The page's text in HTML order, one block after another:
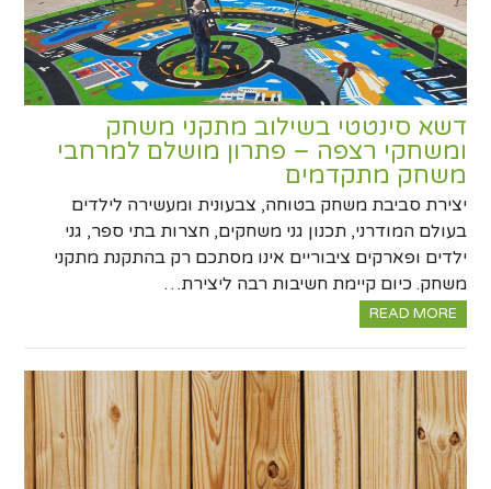
דשא סינטטי בשילוב מתקני משחק
ומשחקי רצפה – פתרון מושלם למרחבי
משחק מתקדמים
יצירת סביבת משחק בטוחה, צבעונית ומעשירה לילדים
בעולם המודרני, תכנון גני משחקים, חצרות בתי ספר, גני
ילדים ופארקים ציבוריים אינו מסתכם רק בהתקנת מתקני
משחק. כיום קיימת חשיבות רבה ליצירת…
READ MORE